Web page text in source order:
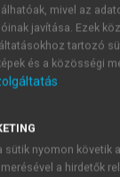
FIÓKKAL
mivel az
javítása. Ezek
tartozó
és a közösségi
sütik nyomon követik
a hirdetők